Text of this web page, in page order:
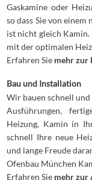
Gaskamine oder
so dass Sie von
ist nicht gleich
mit der optimalen
Erfahren Sie mehr zur
Bau und Installation
Wir bauen schnell
Ausführungen,
Heizung, Kamin in
schnell Ihre neue
und lange Freude
Ofenbau München
Erfahren Sie mehr zur